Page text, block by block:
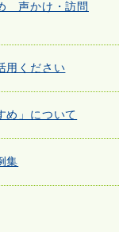
声かけ・訪問
用ください
め」について
集